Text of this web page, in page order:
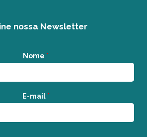
nossa Newsletter
Nome *
E-mail *